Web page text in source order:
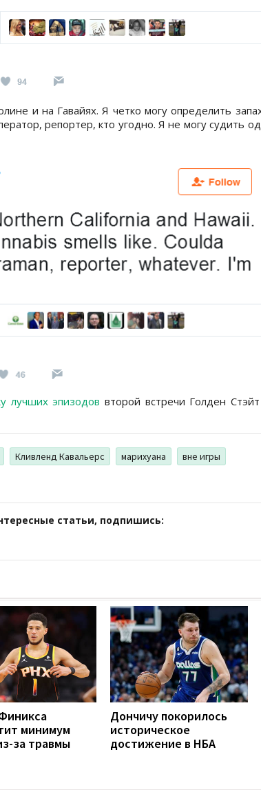
и на Гавайях. Я четко могу определить
репортер, кто угодно. Я не могу судить
лучших эпизодов второй встречи Голден
Кливленд Кавальерс марихуана
вне игры
статьи, подпишись:
минимум
за травмы
Дончичу покорилось
историческое
достижение в НБА